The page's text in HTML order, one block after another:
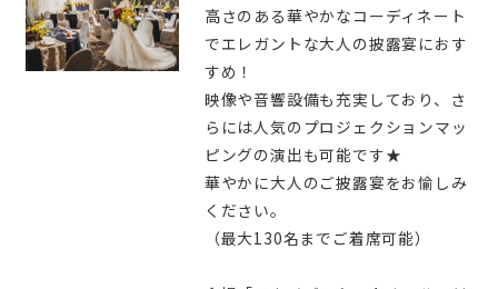
高さのある華やかなコーディネート
でエレガントな大人の披露宴におす
すめ！
映像や音響設備も充実しており、さ
らには人気のプロジェクションマッ
ピングの演出も可能です★
華やかに大人のご披露宴をお愉しみ
ください。
（最大130名までご着席可能）